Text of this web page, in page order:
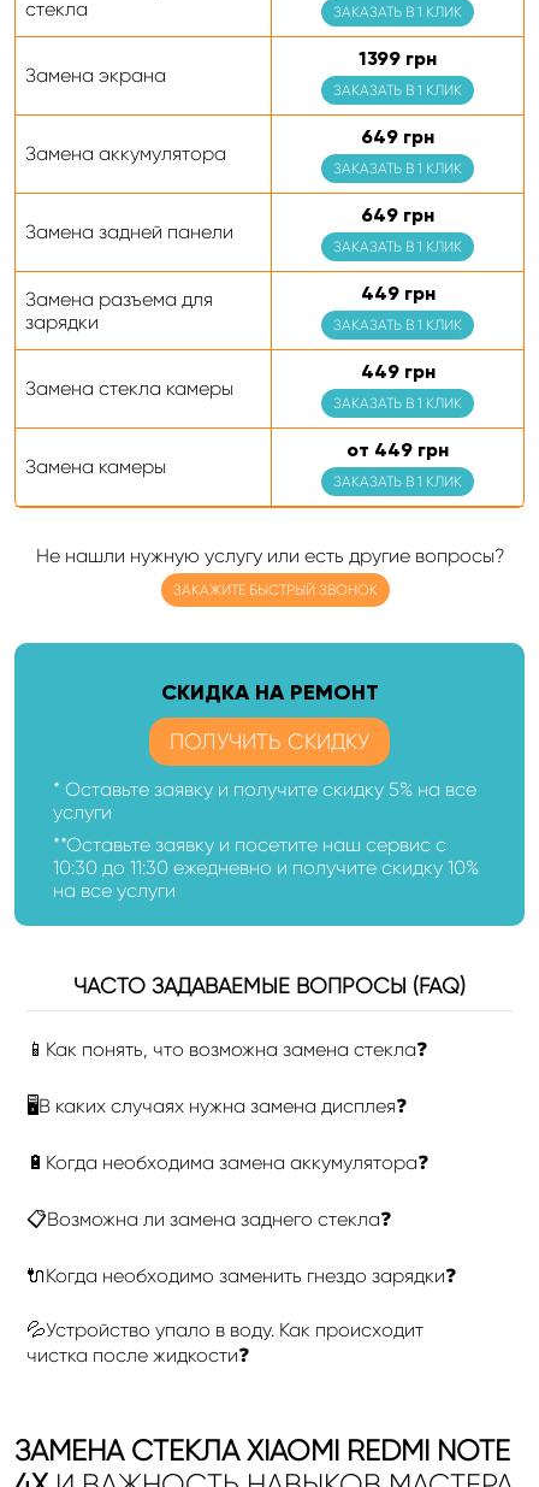
стекла
ЗАКАЗАТЬ В 1 КЛИК
Замена экрана
1399 грн
ЗАКАЗАТЬ В 1 КЛИК
Замена аккумулятора
649 грн
ЗАКАЗАТЬ В 1 КЛИК
Замена задней панели
649 грн
ЗАКАЗАТЬ В 1 КЛИК
Замена разъема для
зарядки
449 грн
ЗАКАЗАТЬ В 1 КЛИК
Замена стекла камеры
449 грн
ЗАКАЗАТЬ В 1 КЛИК
Замена камеры
от 449 грн
ЗАКАЗАТЬ В 1 КЛИК
Не нашли нужную услугу или есть другие вопросы?
ЗАКАЖИТЕ БЫСТРЫЙ ЗВОНОК
CКИДКА НА РЕМОНТ
ПОЛУЧИТЬ СКИДКУ
* Оставьте заявку и получите скидку 5% на все
услуги
**Оставьте заявку и посетите наш сервис с
10:30 до 11:30 ежедневно и получите скидку 10%
на все услуги
ЧАСТО ЗАДАВАЕМЫЕ ВОПРОСЫ (FAQ)
📱Как понять, что возможна замена стекла❓
🖥В каких случаях нужна замена дисплея❓
🔋Когда необходима замена аккумулятора❓
📋Возможна ли замена заднего стекла❓
🔌Когда необходимо заменить гнездо зарядки❓
💦Устройство упало в воду. Как происходит
чистка после жидкости❓
ЗАМЕНА СТЕКЛА XIAOMI REDMI NOTE